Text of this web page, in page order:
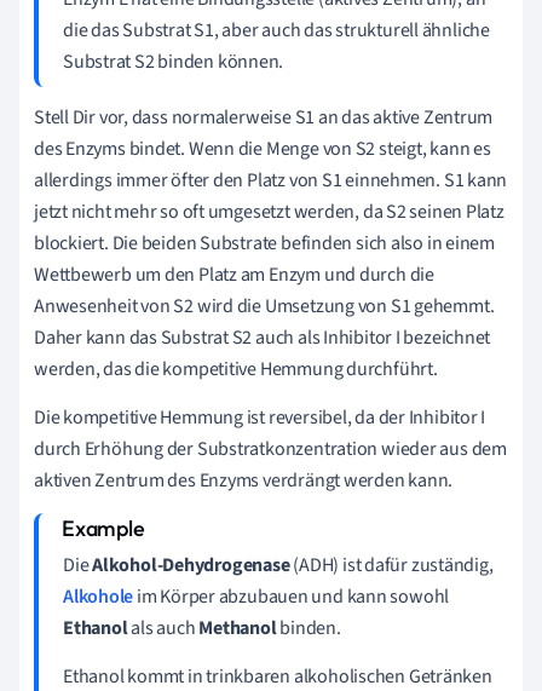
die das Substrat S1, aber auch das strukturell ähnliche
Substrat S2 binden können.
Stell Dir vor, dass normalerweise S1 an das aktive Zentrum
des Enzyms bindet. Wenn die Menge von S2 steigt, kann es
allerdings immer öfter den Platz von S1 einnehmen. S1 kann
jetzt nicht mehr so oft umgesetzt werden, da S2 seinen Platz
blockiert. Die beiden Substrate befinden sich also in einem
Wettbewerb um den Platz am Enzym und durch die
Anwesenheit von S2 wird die Umsetzung von S1 gehemmt.
Daher kann das Substrat S2 auch als Inhibitor I bezeichnet
werden, das die kompetitive Hemmung durchführt.
Die kompetitive Hemmung ist reversibel, da der Inhibitor I
durch Erhöhung der Substratkonzentration wieder aus dem
aktiven Zentrum des Enzyms verdrängt werden kann.
DieAlkohol-Dehydrogenase(ADH) ist dafür zuständig,
Alkoholeim Körper abzubauen und kann sowohl
Ethanolals auchMethanolbinden.
Ethanol kommt in trinkbaren alkoholischen Getränken